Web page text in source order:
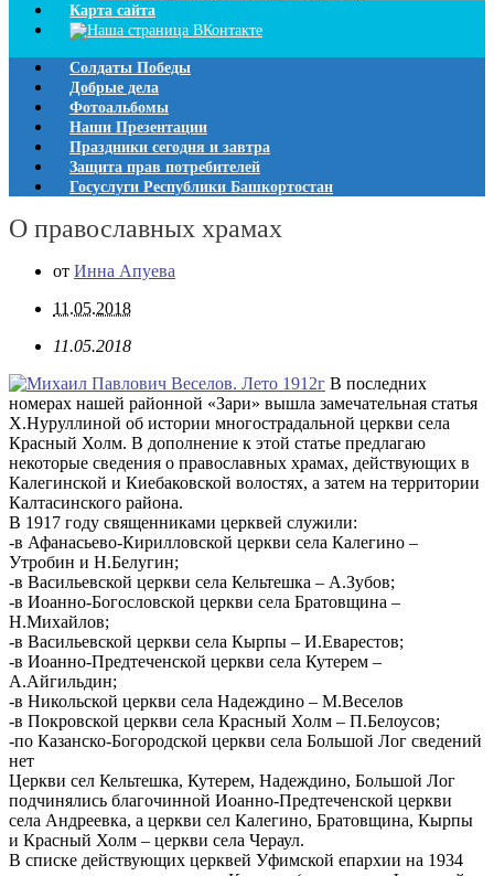
Карта сайта
Солдаты Победы
Добрые дела
Фотоальбомы
Наши Презентации
Праздники сегодня и завтра
Защита прав потребителей
Госуслуги Республики Башкортостан
О православных храмах
от Инна Апуева
11.05.2018
11.05.2018
В последних
номерах нашей районной «Зари» вышла замечательная статья
Х.Нуруллиной об истории многострадальной церкви села
Красный Холм. В дополнение к этой статье предлагаю
некоторые сведения о православных храмах, действующих в
Калегинской и Киебаковской волостях, а затем на территории
Калтасинского района.
В 1917 году священниками церквей служили:
-в Афанасьево-Кирилловской церкви села Калегино –
Утробин и Н.Белугин;
-в Васильевской церкви села Кельтешка – А.Зубов;
-в Иоанно-Богословской церкви села Братовщина –
Н.Михайлов;
-в Васильевской церкви села Кырпы – И.Еварестов;
-в Иоанно-Предтеченской церкви села Кутерем –
А.Айгильдин;
-в Никольской церкви села Надеждино – М.Веселов
-в Покровской церкви села Красный Холм – П.Белоусов;
-по Казанско-Богородской церкви села Большой Лог сведений
нет
Церкви сел Кельтешка, Кутерем, Надеждино, Большой Лог
подчинялись благочинной Иоанно-Предтеченской церкви
села Андреевка, а церкви сел Калегино, Братовщина, Кырпы
и Красный Холм – церкви села Чераул.
В списке действующих церквей Уфимской епархии на 1934